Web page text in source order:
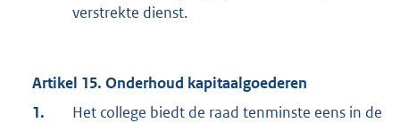
verstrekte dienst.
Artikel 15. Onderhoud kapitaalgoederen
1.
Het college biedt de raad tenminste eens in de